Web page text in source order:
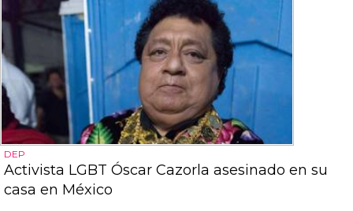
DEP
Activista LGBT Óscar Cazorla asesinado en su
casa en México